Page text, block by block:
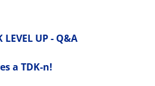
LEVEL UP - Q&A
a TDK-n!